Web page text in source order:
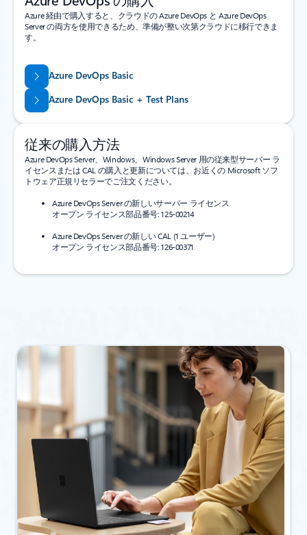
Azure 経由で購入すると、クラウドの Azure DevOps と Azure DevOps
Server の両方を使用できるため、準備が整い次第クラウドに移行できま
す。
Azure DevOps Basic
Azure DevOps Basic + Test Plans
従来の購入方法
Azure DevOps Server、Windows、Windows Server 用の従来型サーバー ラ
イセンスまたは CAL の購入と更新については、お近くの Microsoft ソフ
トウェア正規リセラーでご注文ください。
Azure DevOps Server の新しいサーバー ライセンス
オープン ライセンス部品番号: 125-00214
Azure DevOps Server の新しい CAL (1 ユーザー)
オープン ライセンス部品番号: 126-00371